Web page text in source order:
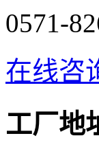
0571-
在线咨
工厂地